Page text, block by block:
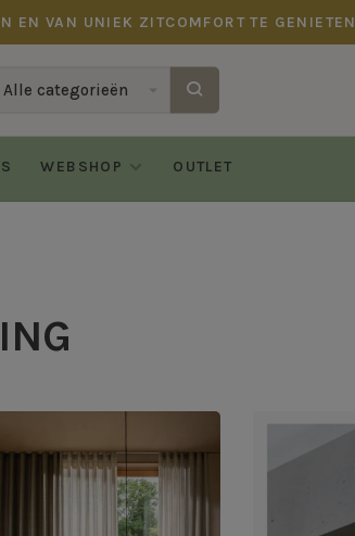
EN VAN UNIEK ZITCOMFORT TE GENIETEN
Alle categorieën
WEBSHOP OUTLET